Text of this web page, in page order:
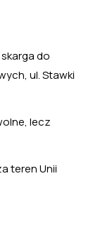
do
ul. Stawki
lecz
teren Unii